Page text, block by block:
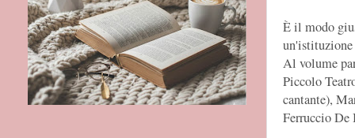
È il modo
un'istituzione
Al volume
Piccolo
cantante),
Ferruccio